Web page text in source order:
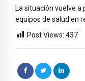
La situación vuelve a
equipos de salud en
Post Views: 437